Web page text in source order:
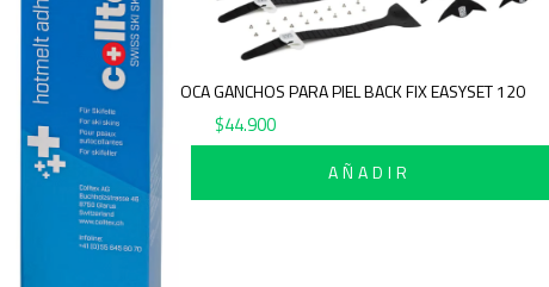
POMOCA GANCHOS PARA PIEL BACK FIX EASYSET 120
$44.900
AÑADIR